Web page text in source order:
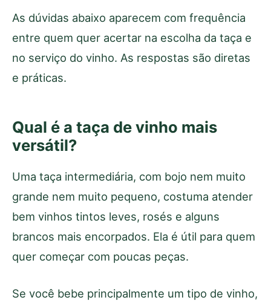
As dúvidas abaixo aparecem com frequência
entre quem quer acertar na escolha da taça e
no serviço do vinho. As respostas são diretas
e práticas.
Qual é a taça de vinho mais
versátil?
Uma taça intermediária, com bojo nem muito
grande nem muito pequeno, costuma atender
bem vinhos tintos leves, rosés e alguns
brancos mais encorpados. Ela é útil para quem
quer começar com poucas peças.
Se você bebe principalmente um tipo de vinho,